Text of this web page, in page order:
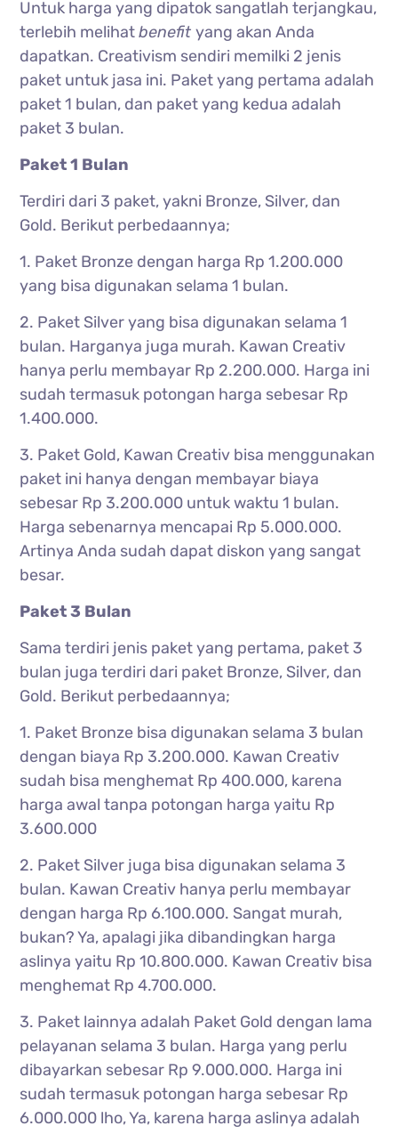
Untuk harga yang dipatok sangatlah terjangkau,
terlebih melihatbenefityang akan Anda
dapatkan. Creativism sendiri memilki 2 jenis
paket untuk jasa ini. Paket yang pertama adalah
paket 1 bulan, dan paket yang kedua adalah
paket 3 bulan.
Paket 1 Bulan
Terdiri dari 3 paket, yakni Bronze, Silver, dan
Gold. Berikut perbedaannya;
1. Paket Bronze dengan harga Rp 1.200.000
yang bisa digunakan selama 1 bulan.
2. Paket Silver yang bisa digunakan selama 1
bulan. Harganya juga murah. Kawan Creativ
hanya perlu membayar Rp 2.200.000. Harga ini
sudah termasuk potongan harga sebesar Rp
1.400.000.
3. Paket Gold, Kawan Creativ bisa menggunakan
paket ini hanya dengan membayar biaya
sebesar Rp 3.200.000 untuk waktu 1 bulan.
Harga sebenarnya mencapai Rp 5.000.000.
Artinya Anda sudah dapat diskon yang sangat
besar.
Paket 3 Bulan
Sama terdiri jenis paket yang pertama, paket 3
bulan juga terdiri dari paket Bronze, Silver, dan
Gold. Berikut perbedaannya;
1. Paket Bronze bisa digunakan selama 3 bulan
dengan biaya Rp 3.200.000. Kawan Creativ
sudah bisa menghemat Rp 400.000, karena
harga awal tanpa potongan harga yaitu Rp
3.600.000
2. Paket Silver juga bisa digunakan selama 3
bulan. Kawan Creativ hanya perlu membayar
dengan harga Rp 6.100.000. Sangat murah,
bukan? Ya, apalagi jika dibandingkan harga
aslinya yaitu Rp 10.800.000. Kawan Creativ bisa
menghemat Rp 4.700.000.
3. Paket lainnya adalah Paket Gold dengan lama
pelayanan selama 3 bulan. Harga yang perlu
dibayarkan sebesar Rp 9.000.000. Harga ini
sudah termasuk potongan harga sebesar Rp
6.000.000 lho,Ya, karena harga aslinya adalah